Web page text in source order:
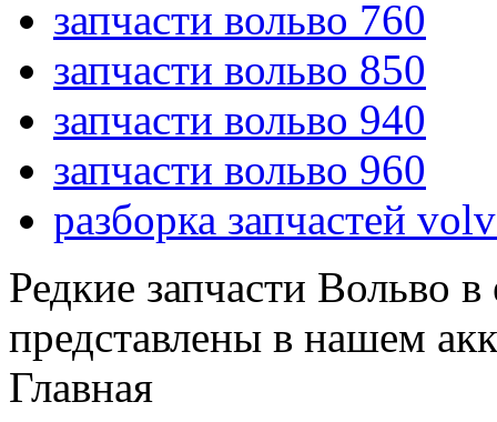
запчасти вольво 760
запчасти вольво 850
запчасти вольво 940
запчасти вольво 960
разборка запчастей
Редкие запчасти Вольво
представлены в нашем
Главная